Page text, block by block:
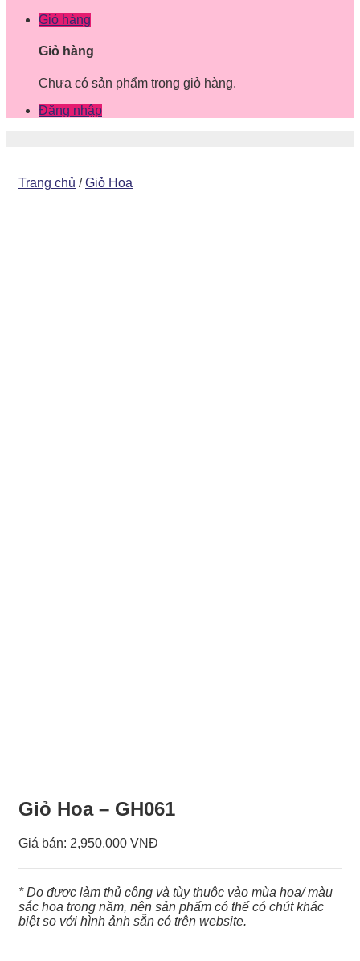
Giỏ hàng
Giỏ hàng
Chưa có sản phẩm trong giỏ hàng.
Đăng nhập
Trang chủ / Giỏ Hoa
Giỏ Hoa – GH061
Giá bán: 2,950,000 VNĐ
* Do được làm thủ công và tùy thuộc vào mùa hoa/ màu
sắc hoa trong năm, nên sản phẩm có thể có chút khác
biệt so với hình ảnh sẵn có trên website.